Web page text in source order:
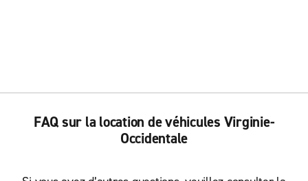
FAQ sur la location de véhicules Virginie-
Occidentale